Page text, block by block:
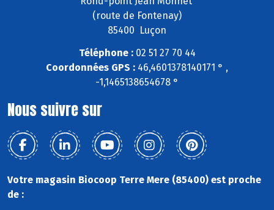
(route de Fontenay)
85400 Luçon
Téléphone :02 51 27 70 44
Coordonnées GPS : 46,4601378140171 ° ,
-1,1465138654678 °
Nous suivre sur
Votre magasin Biocoop Terre Mere (85400) est proche
de :